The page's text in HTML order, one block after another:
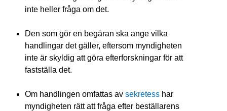
inte heller fråga om det.
Den som gör en begäran ska ange vilka
handlingar det gäller, eftersom myndigheten
inte är skyldig att göra efterforskningar för att
fastställa det.
Om handlingen omfattas av sekretess har
myndigheten rätt att fråga efter beställarens